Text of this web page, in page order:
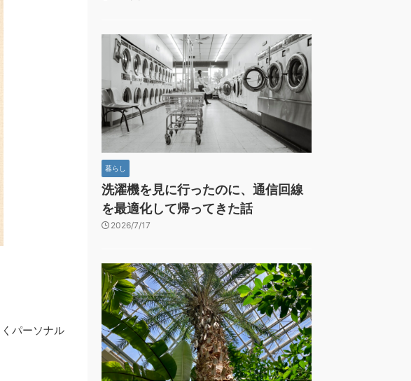
パーソナル
暮らし
洗濯機を見に行ったのに、通信回線
を最適化して帰ってきた話
2026/7/17